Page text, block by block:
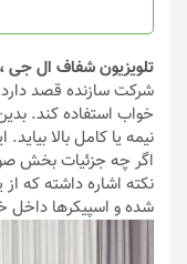
شوند
تلویزیون شفاف ال جی
شرکت سازنده قصد
خواب استفاده کند.
نیمه یا کامل بالا
اگر چه جزئیات بخش
نکته اشاره داشته که
شده و اسپیکرها داخل